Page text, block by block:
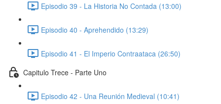
Episodio 39 - La Historia No Contada (13:00)
Episodio 40 - Aprehendido (13:29)
Episodio 41 - El Imperio Contraataca (26:50)
Capitulo Trece - Parte Uno
Episodio 42 - Una Reunión Medieval (10:41)